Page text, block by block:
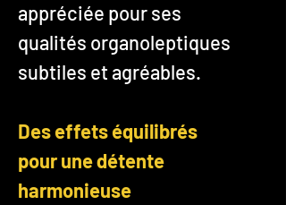
appréciée pour ses
qualités organoleptiques
subtiles et agréables.
Des effets équilibrés
pour une détente
harmonieuse